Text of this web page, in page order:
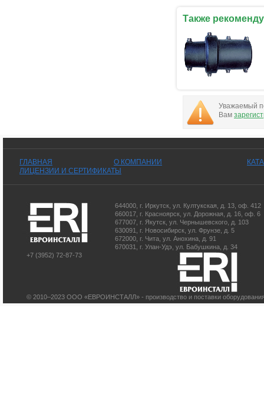
Также
Уважаемый
Вам
ГЛАВНАЯ О КОМПАНИИ
ЛИЦЕНЗИИ И СЕРТИФИКАТЫ
644000 г. Иркутск ул. Култукская, д. 13 , оф. 412
660017 г. Красноярск ул. Дорожная, д. 16, оф. 6
677007 г. Якутск ул. Чернышевского, д. 103
630091
г. Новосибирск ул. Фрунзе, д. 5
672000 г. Чита ул. Анохина, д. 91
670031
г. Улан-Удэ ул. Бабушкина, д. 34
+7 (3952) 72-87-73
© 2010–2023 ООО «ЕВРОИНСТАЛЛ» - производство и поставки оборудования